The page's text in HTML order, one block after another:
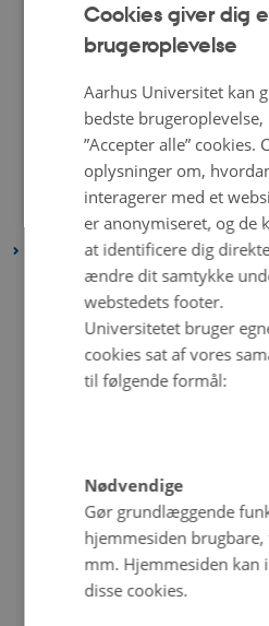
juli 2023(2 poster)
juni 2023(6 poster)
maj 2023(4 poster)
april 2023(2 poster)
marts 2023(4 poster)
februar 2023
(2 poster)
januar 2023(4 poster)
december 2022(1 post)
november 2022(2 poster)
oktober 2022
(4 poster)
september 2022(4 poster)
maj 2022(6 poster)
april 2022(4 poster)
februar 2022(4 poster)
januar 2022(3 poster)
Cookies giver dig
brugeroplevelse
Aarhus Universitet kan
bedste
”Accepter alle” cookies.
oplysninger om,
interagerer med et
er anonymiseret, og de
at identificere dig
ændre dit samtykke
webstedets footer.
Universitetet bruger
cookies sat af vores
til følgende formål:
Nødvendige
Gør grundlæggende
hjemmesiden
mm. Hjemmesiden kan
disse cookies.